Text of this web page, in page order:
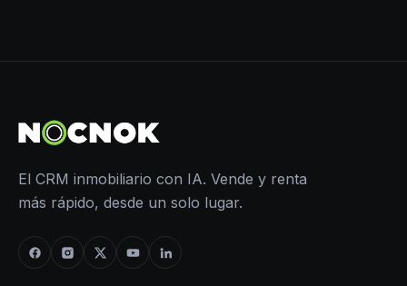
El CRM inmobiliario con IA. Vende y renta
más rápido, desde un solo lugar.